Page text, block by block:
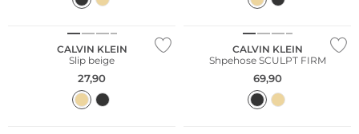
CALVIN KLEIN
Slip beige
27,90
CALVIN KLEIN
Shpehose SCULPT FIRM
69,90